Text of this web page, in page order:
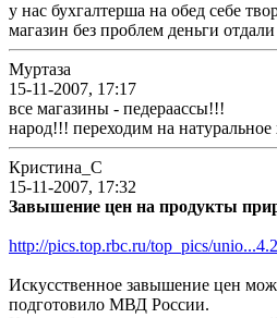
у нас бухгалтерша на обед себе
магазин без проблем деньги отдали
Муртаза
15-11-2007, 17:17
все магазины - педераассы!!!
народ!!! переходим на натуральное
Кристина_С
15-11-2007, 17:32
Завышение цен на продукты
http://pics.top.rbc.ru/top_pics/
Искусственное завышение цен
подготовило МВД России.